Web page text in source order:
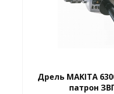
Дрель MAKITA
патрон